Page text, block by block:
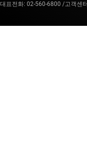
대표전화: 02-560-6800 /고객센